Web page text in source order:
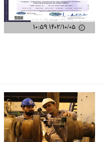
۱۴۰۲/۱۰/۰۵ ۱۰:۵۹